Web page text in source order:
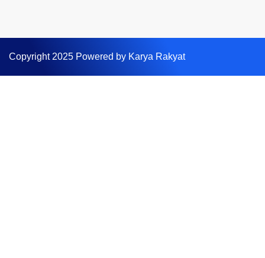
Copyright 2025 Powered by Karya Rakyat